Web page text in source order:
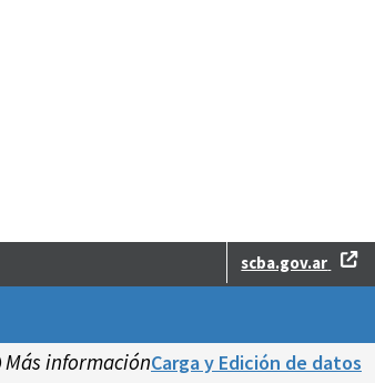
scba.gov.ar
Más informaciónCarga y Edición de datos